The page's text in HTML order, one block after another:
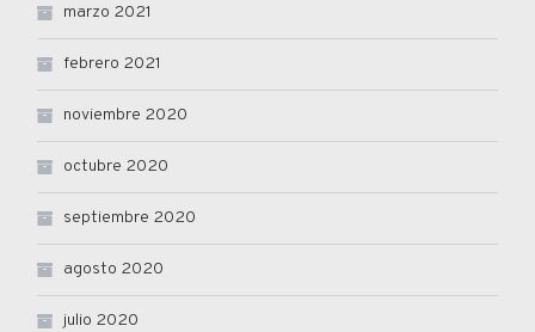
marzo 2021
febrero 2021
noviembre 2020
octubre 2020
septiembre 2020
agosto 2020
julio 2020